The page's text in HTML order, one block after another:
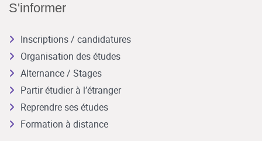
S'informer
Inscriptions / candidatures
Organisation des études
Alternance / Stages
Partir étudier à l’étranger
Reprendre ses études
Formation à distance